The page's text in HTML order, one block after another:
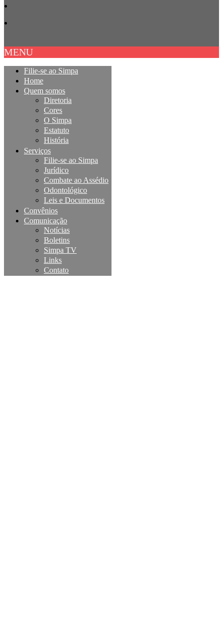
MENU
Filie-se ao Simpa
Home
Quem somos
Diretoria
Cores
O Simpa
Estatuto
História
Serviços
Filie-se ao Simpa
Jurídico
Combate ao Assédio
Odontológico
Leis e Documentos
Convênios
Comunicação
Notícias
Boletins
Simpa TV
Links
Contato